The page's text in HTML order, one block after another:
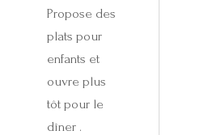
Propose des
plats pour
enfants et
ouvre plus
tôt pour le
dîner .